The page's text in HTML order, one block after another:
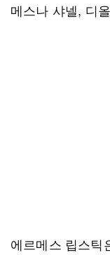
메스나 샤넬, 디
에르메스 립스틱